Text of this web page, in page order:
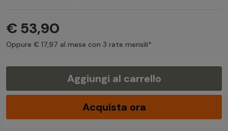
€ 53,90
Oppure € 17,97 al mese con 3 rate mensili*
Aggiungi al carrello
Acquista ora